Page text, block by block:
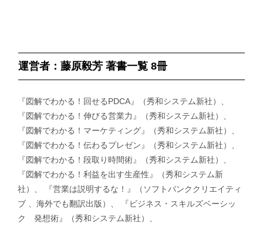
運営者：藤原毅芳 著書一覧 8冊
『図解でわかる！回せるPDCA』（秀和システム新社）、
『図解でわかる！伸びる営業力』（秀和システム新社）、
『図解でわかる！マーケティング』（秀和システム新社）、
『図解でわかる！伝わるプレゼン』（秀和システム新社）、
『図解でわかる！段取り時間術』（秀和システム新社）、
『図解でわかる！利益を出す生産性』（秀和システム新
社）、 『営業は説明するな！』（ソフトバンククリエイティ
ブ 、海外でも翻訳出版）、 『ビジネス・スキルズベーシッ
ク 発想術』（秀和システム新社）、